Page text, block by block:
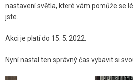
nastavení světla, které vám pomůže se
jste.
Akci je platí do 15. 5. 2022.
Nyní nastal ten správný čas vybavit si